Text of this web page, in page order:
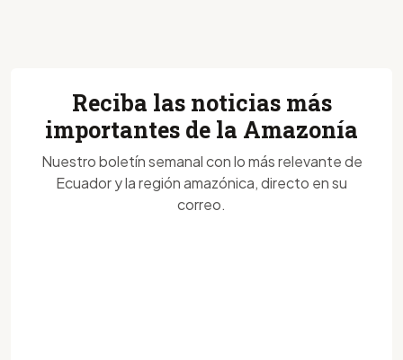
Reciba las noticias más
importantes de la Amazonía
Nuestro boletín semanal con lo más relevante de
Ecuador y la región amazónica, directo en su
correo.